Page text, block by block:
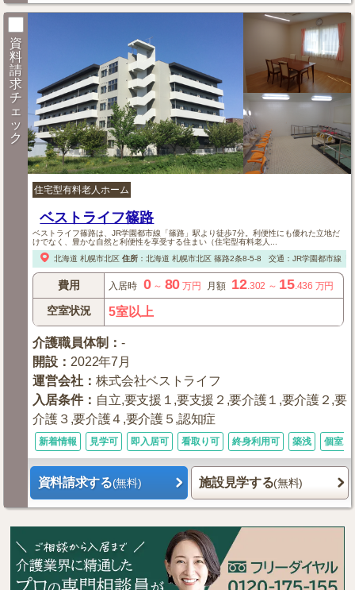
資
料
請
求
チ
ェ
ッ
ク
住宅型有料老人ホーム
ベストライフ篠路
ベストライフ篠路は、JR学園都市線「篠路」駅より徒歩7分。利便性にも優れた立地だ
けでなく、豊かな自然と利便性を享受する住まい（住宅型有料老人...
北海道 札幌市北区 住所： 北海道 札幌市北区篠路2条8-5-8 交通：JR学園都市線「
費用 入居時 0～ 80 万円 月額 12.302 ～ 15.436 万円
空室状況 5室以上
介護職員体制 ：-
開設 ： 2022年7月
運営会社 ：株式会社ベストライフ
入居条件： 自立,要支援１,要支援２,要介護１,要介護２,要
介護３,要介護４,要介護５,認知症
新着情報 見学可 即入居可 看取り可 終身利用可 築浅 個室あ
資料請求する(無料) 施設見学する(無料)